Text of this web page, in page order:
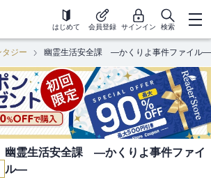
はじめて 会員登録 サインイン 検索
タジー 幽霊生活安全課 ―かくりよ事件ファイル―
幽霊生活安全課 ―かくりよ事件ファイ
ル―